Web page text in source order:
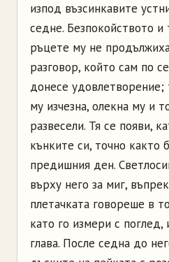
изпод възсинкавите
седне. Безпокойството
ръцете му не
разговор, който сам по
донесе
му изчезна, олекна му и
развесели. Тя се появи,
кънките си, точно както
предишния ден.
върху него за миг,
плетачката говореше в
като го измери с поглед,
глава. После седна до